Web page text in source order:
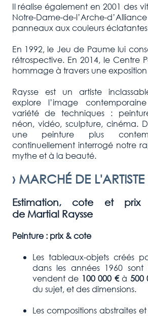
Il réalise également en 2001 des
Notre-Dame-de-l’Arche-
panneaux aux couleurs
En 1992, le Jeu de Paume lui
rétrospective. En 2014, le Centre
hommage à travers une
Raysse est un artiste
explore l’image
variété de techniques :
néon, vidéo, sculpture, cinéma.
une peinture plus
continuellement interrogé notre
mythe et à la beauté.
› MARCHÉ DE L'ARTISTE
Estimation, cote et prix
de Martial Raysse
Peinture : prix & cote
Les tableaux-objets créés
dans les années 1960 sont
vendent de 100 000 €à 500
du sujet, et des dimensions.
Les compositions abstraites